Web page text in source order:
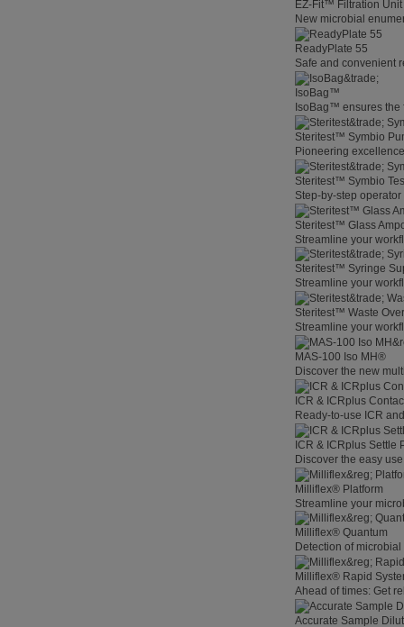
EZ-Fit™ Filtration Unit
New microbial
ReadyPlate 55
Safe and convenient
IsoBag™
IsoBag™ ensures the
Steritest™ Symbio
Pioneering
Steritest™ Symbio
Step-by-step
Steritest™ Glass
Streamline your
Steritest™ Syringe
Streamline your
Steritest™ Waste
Streamline your
MAS-100 Iso MH®
Discover the new
ICR & ICRplus
Ready-to-use ICR
ICR & ICRplus Settle
Discover the easy
Milliflex® Platform
Streamline your
Milliflex® Quantum
Detection of
Milliflex® Rapid
Ahead of times: Get
Accurate Sample